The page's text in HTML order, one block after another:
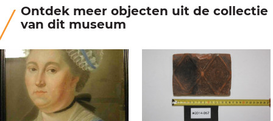
Ontdek meer objecten uit de collectie
van dit museum